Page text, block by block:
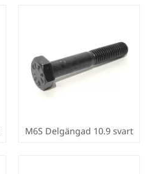
M6S Delgängad 10.9 svart